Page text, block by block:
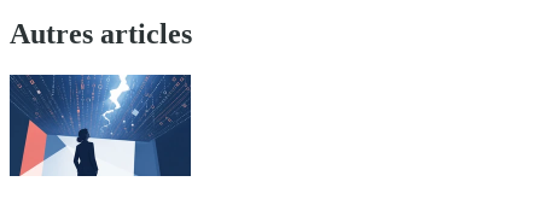
Autres articles